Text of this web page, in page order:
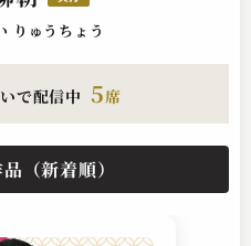
りゅうちょう
で配信中 5席
（新着順）